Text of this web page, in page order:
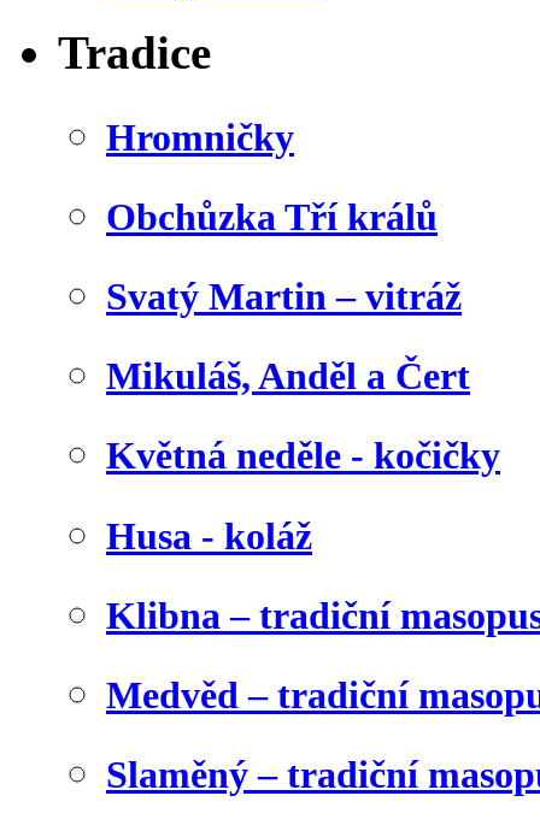
Tradice
Hromničky
Obchůzka Tří králů
Svatý Martin – vitráž
Mikuláš, Anděl a Čert
Květná neděle - kočičky
Husa - koláž
Klibna – tradiční
Medvěd – tradiční
Slaměný – tradiční